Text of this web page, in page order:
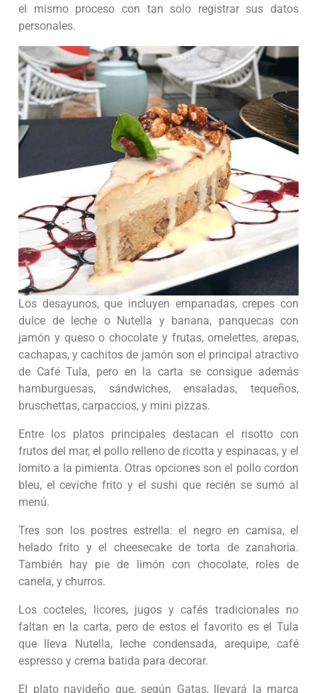
el mismo proceso con tan solo registrar sus datos
personales.
Los desayunos, que incluyen empanadas, crepes con
dulce de leche o Nutella y banana, panquecas con
jamón y queso o chocolate y frutas, omelettes, arepas,
cachapas, y cachitos de jamón son el principal atractivo
de Café Tula, pero en la carta se consigue además
hamburguesas, sándwiches, ensaladas, tequeños,
bruschettas, carpaccios, y mini pizzas.
Entre los platos principales destacan el risotto con
frutos del mar, el pollo relleno de ricotta y espinacas, y el
lomito a la pimienta. Otras opciones son el pollo cordon
bleu, el ceviche frito y el sushi que recién se sumó al
menú.
Tres son los postres estrella: el negro en camisa, el
helado frito y el cheesecake de torta de zanahoria.
También hay pie de limón con chocolate, roles de
canela, y churros.
Los cocteles, licores, jugos y cafés tradicionales no
faltan en la carta, pero de estos el favorito es el Tula
que lleva Nutella, leche condensada, arequipe, café
espresso y crema batida para decorar.
El plato navideño que, según Gatas, llevará la marca